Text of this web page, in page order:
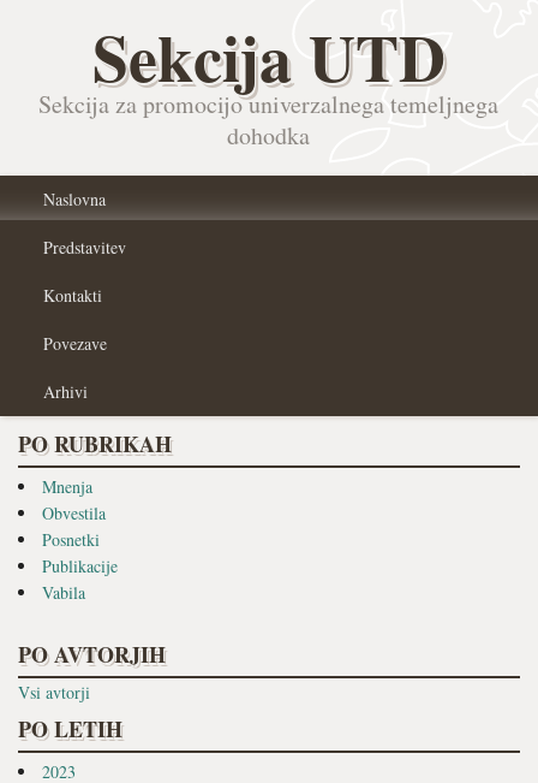
Sekcija UTD
Sekcija za promocijo univerzalnega temeljnega
dohodka
Naslovna
Predstavitev
Kontakti
Povezave
Arhivi
PO RUBRIKAH
Mnenja
Obvestila
Posnetki
Publikacije
Vabila
PO AVTORJIH
Vsi avtorji
PO LETIH
2023